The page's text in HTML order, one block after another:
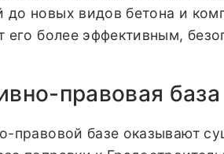
новых видов бетона и
его более эффективным,
правовая база
правовой базе оказывают